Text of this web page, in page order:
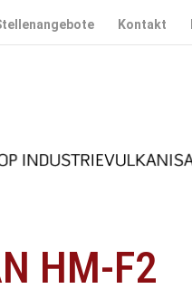
Kontakt
HM-F2